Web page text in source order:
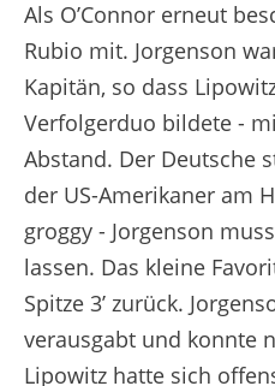
Als O’Connor erneut
Rubio mit. Jorgenson
Kapitän, so dass
Verfolgerduo bildete -
Abstand. Der Deutsche
der US-Amerikaner am
groggy - Jorgenson
lassen. Das kleine
Spitze 3’ zurück.
verausgabt und konnte
Lipowitz hatte sich